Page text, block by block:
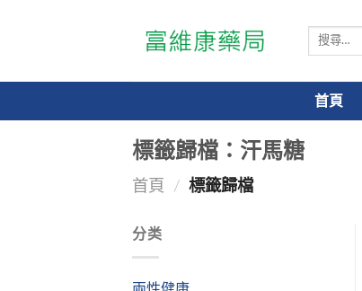
搜
鍵
字:
首頁
標籤歸檔： 汗馬糖
首頁 / 標籤歸檔
分类